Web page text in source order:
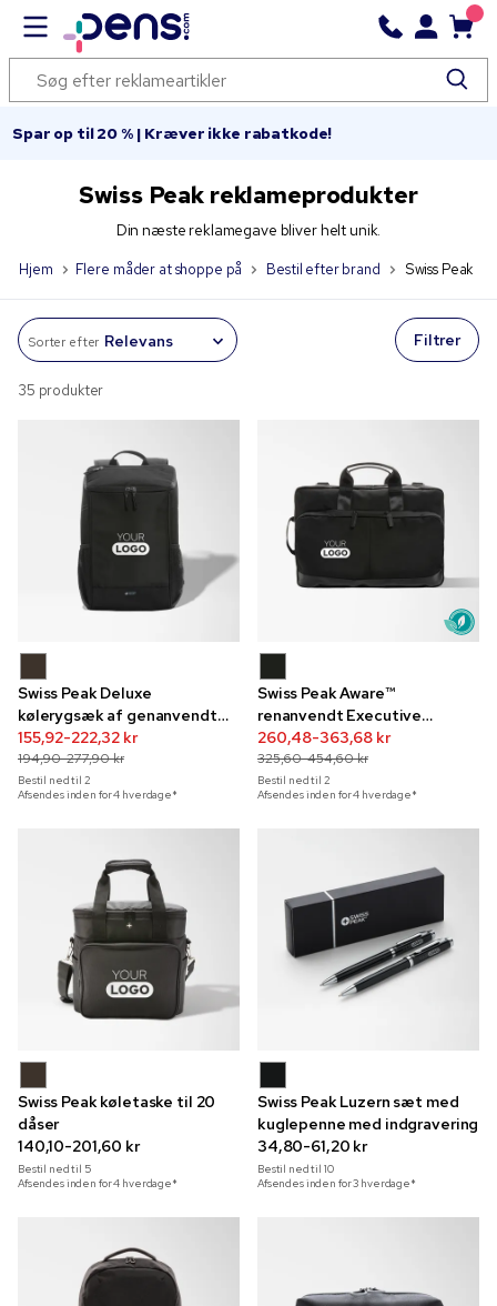
Spar op til 20 % | Kræver ikke rabatkode!
Swiss Peak reklameprodukter
Din næste reklamegave bliver helt unik.
Hjem Flere måder at shoppe på Bestil efter brand Swiss Peak
Sorter efter Filtrer
35 produkter
Swiss Peak Deluxe
kølerygsæk af genanvendt
polyester
155,92-222,32 kr
194,90-277,90 kr
Bestil ned til 2
Afsendes inden for 4 hverdage*
Swiss Peak Aware™
renanvendt Executive
convertible 15,6"
computertaske
260,48-363,68 kr
325,60-454,60 kr
Bestil ned til 2
Afsendes inden for 4 hverdage*
Swiss Peak køletaske til 20
dåser
140,10-201,60 kr
Bestil ned til 5
Afsendes inden for 4 hverdage*
Swiss Peak Luzern sæt med
kuglepenne med indgravering
34,80-61,20 kr
Bestil ned til 10
Afsendes inden for 3 hverdage*